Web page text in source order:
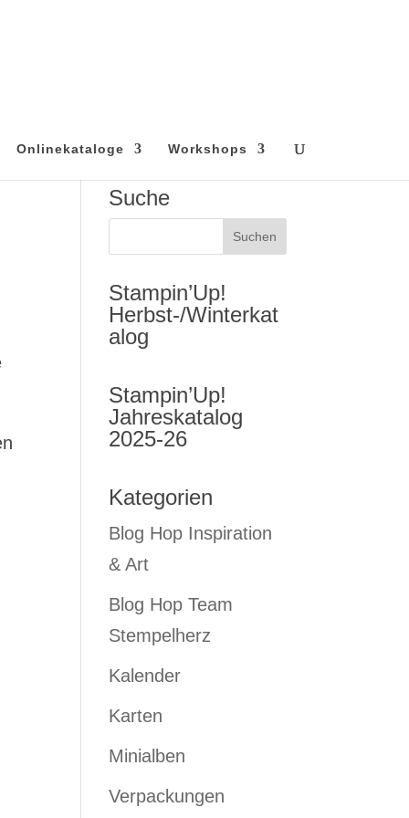
Onlinekataloge Workshops
Suche
Stampin’Up!
Herbst-/Winterkat
alog
Stampin’Up!
Jahreskatalog
2025-26
Kategorien
Blog Hop Inspiration
& Art
Blog Hop Team
Stempelherz
Kalender
Karten
Minialben
Verpackungen